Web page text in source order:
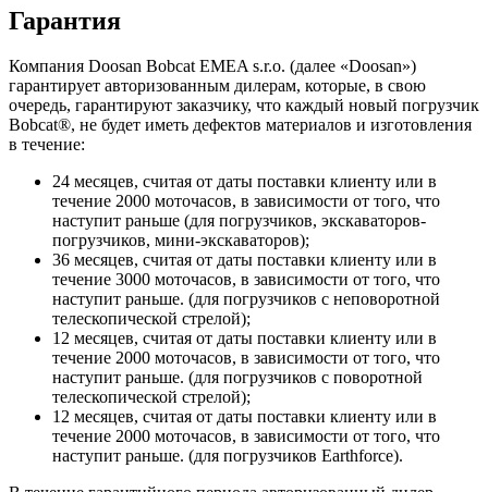
Гарантия
Компания Doosan Bobcat EMEA s.r.o. (далее «Doosan»)
гарантирует авторизованным дилерам, которые, в свою
очередь, гарантируют заказчику, что каждый новый погрузчик
Bobcat®, не будет иметь дефектов материалов и изготовления
в течение:
24 месяцев, считая от даты поставки клиенту или в
течение 2000 моточасов, в зависимости от того, что
наступит раньше (для погрузчиков, экскаваторов-
погрузчиков, мини-экскаваторов);
36 месяцев, считая от даты поставки клиенту или в
течение 3000 моточасов, в зависимости от того, что
наступит раньше. (для погрузчиков с неповоротной
телескопической стрелой);
12 месяцев, считая от даты поставки клиенту или в
течение 2000 моточасов, в зависимости от того, что
наступит раньше. (для погрузчиков с поворотной
телескопической стрелой);
12 месяцев, считая от даты поставки клиенту или в
течение 2000 моточасов, в зависимости от того, что
наступит раньше. (для погрузчиков Earthforce).